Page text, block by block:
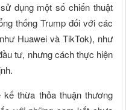
dụng một số chiến thuật
thống Trump đối với các
Huawei và TikTok), như
tư, nhưng cách thực hiện
thừa thỏa thuận thương